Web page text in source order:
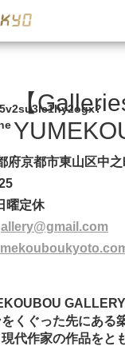
【
府京都市東山区中
曜定休
くぐった先にある
代作家の作品をと